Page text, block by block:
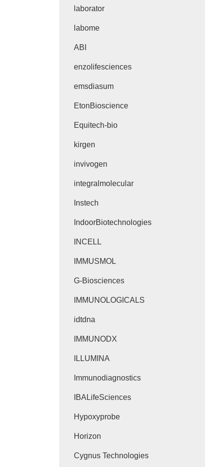
laborator
labome
ABI
enzolifesciences
emsdiasum
EtonBioscience
Equitech-bio
kirgen
invivogen
integralmolecular
Instech
IndoorBiotechnologies
INCELL
IMMUSMOL
G-Biosciences
IMMUNOLOGICALS
idtdna
IMMUNODX
ILLUMINA
Immunodiagnostics
IBALifeSciences
Hypoxyprobe
Horizon
Cygnus Technologies